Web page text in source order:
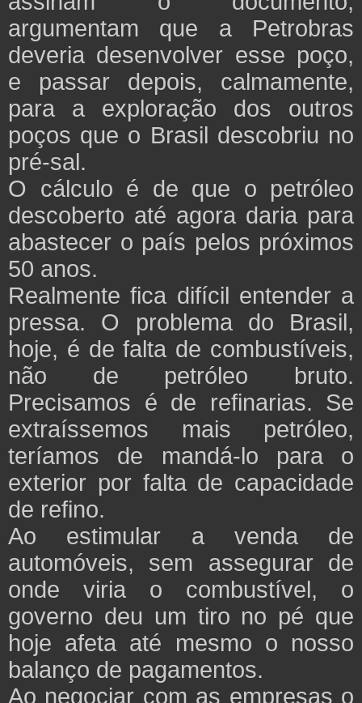
argumentam que a Petrobras
deveria desenvolver esse poço,
e passar depois, calmamente,
para a exploração dos outros
poços que o Brasil descobriu no
pré-sal.
O cálculo é de que o petróleo
descoberto até agora daria para
abastecer o país pelos próximos
50 anos.
Realmente fica difícil entender a
pressa. O problema do Brasil,
hoje, é de falta de combustíveis,
não de petróleo bruto.
Precisamos é de refinarias. Se
extraíssemos mais petróleo,
teríamos de mandá-lo para o
exterior por falta de capacidade
de refino.
Ao estimular a venda de
automóveis, sem assegurar de
onde viria o combustível, o
governo deu um tiro no pé que
hoje afeta até mesmo o nosso
balanço de pagamentos.
Ao negociar com as empresas o